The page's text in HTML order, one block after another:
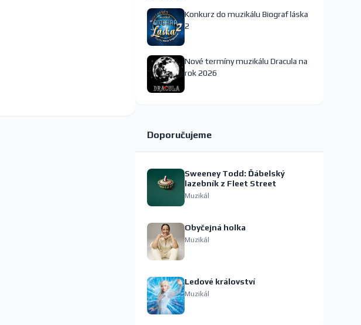
Konkurz do muzikálu Biograf láska
2
Nové termíny muzikálu Dracula na
rok 2026
Doporučujeme
Sweeney Todd: Ďábelský
lazebník z Fleet Street
Muzikál
Obyčejná holka
Muzikál
Ledové království
Muzikál